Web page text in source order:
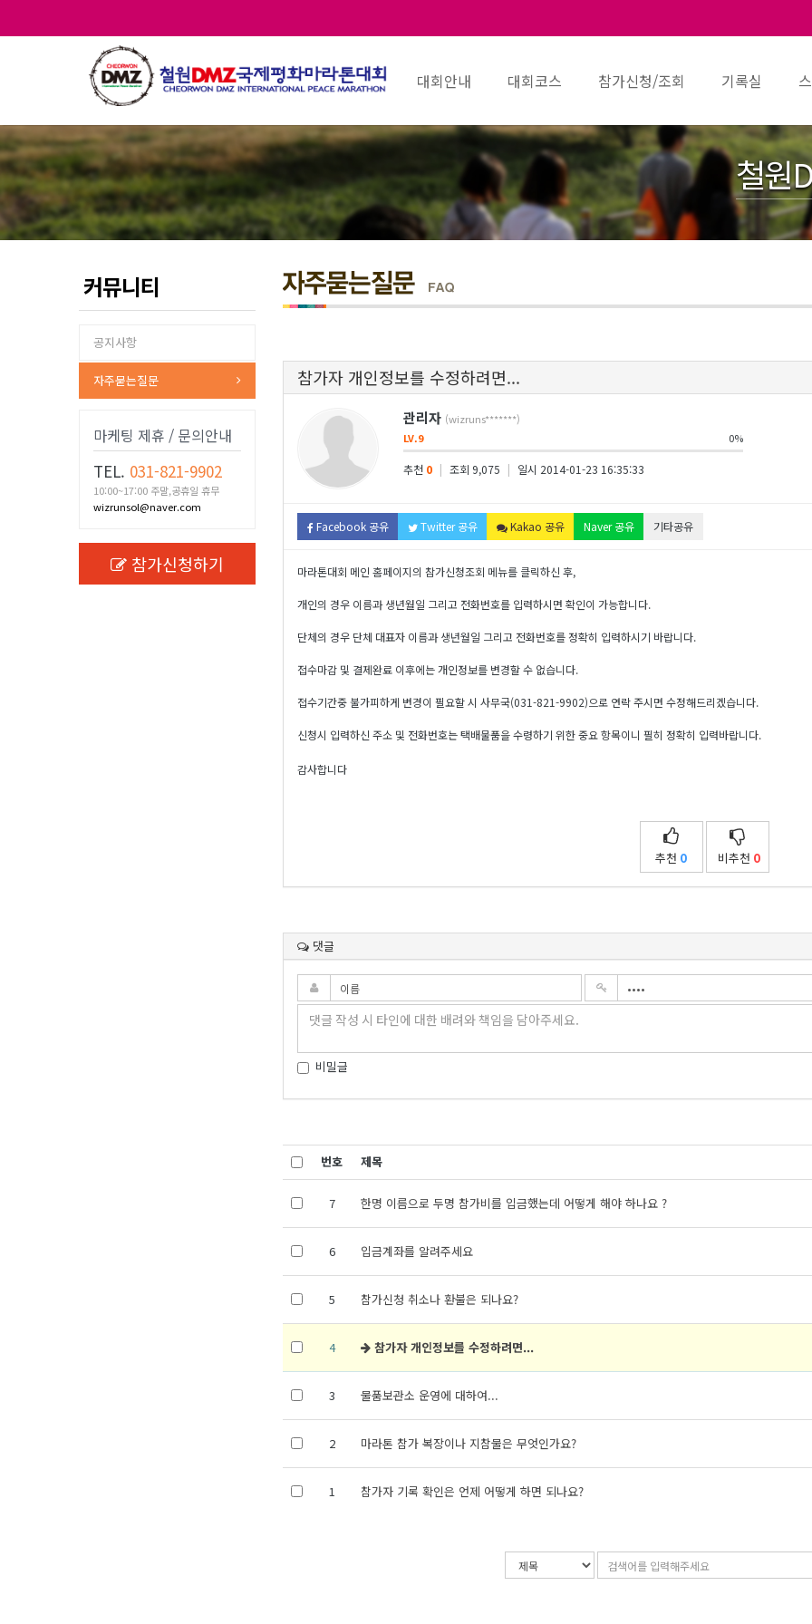
대회안내 대회코스 참가신청/조회 기록실
철원
커뮤니티
공지사항
자주묻는질문
마케팅 제휴 / 문의안내
TEL. 031-821-9902
10:00~17:00 주말,공휴일 휴무
wizrunsol@naver.com
참가신청하기
참가자 개인정보를 수정하려면...
관리자 (wizruns*******)
LV.9
0%
추천 0 | 조회 9,075 | 일시 2014-01-23 16:35:33
Facebook 공유 Twitter 공유 Kakao 공유 Naver 공유 기타공유
마라톤대회 메인 홈페이지의 참가신청조회 메뉴를 클릭하신 후,
개인의 경우 이름과 생년월일 그리고 전화번호를 입력하시면 확인이 가능합니다.
단체의 경우 단체 대표자 이름과 생년월일 그리고 전화번호를 정확히 입력하시기 바랍니다.
접수마감 및 결제완료 이후에는 개인정보를 변경할 수 없습니다.
접수기간중 불가피하게 변경이 필요할 시 사무국(031-821-9902)으로 연락 주시면 수정해드리겠습니다.
신청시 입력하신 주소 및 전화번호는 택배물품을 수령하기 위한 중요 항목이니 필히 정확히 입력바랍니다.
감사합니다
추천 0 비추천 0
댓글
비밀글
번호 제목
7 한명 이름으로 두명 참가비를 입금했는데 어떻게 해야 하나요 ?
6 입금계좌를 알려주세요
5 참가신청 취소나 환불은 되나요?
4 참가자 개인정보를 수정하려면...
3 물품보관소 운영에 대하여...
2 마라톤 참가 복장이나 지참물은 무엇인가요?
1 참가자 기록 확인은 언제 어떻게 하면 되나요?
검
색
검
색